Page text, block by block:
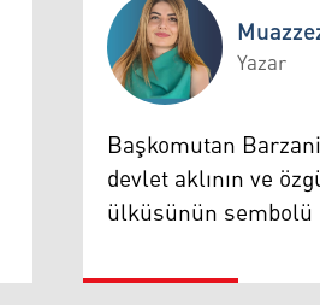
Muazzez Baktaş
Yazar
Başkomutan
devlet aklının ve
ülküsünün sembolü